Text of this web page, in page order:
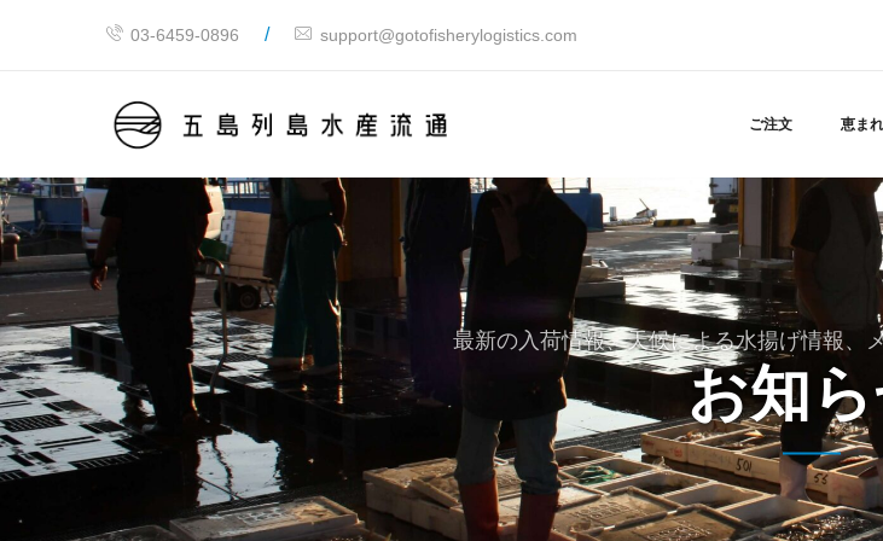
03-6459-0896 / support@gotofisherylogistics.com
ご注文 恵ま
最新の入荷情報、天候による水揚げ情報、
お知